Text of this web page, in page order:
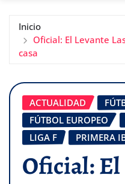
Inicio
Oficial: El Levante
casa
ACTUALIDAD
FÚTBOL EUROPEO
LIGA F
PRIMERA
Oficial: El